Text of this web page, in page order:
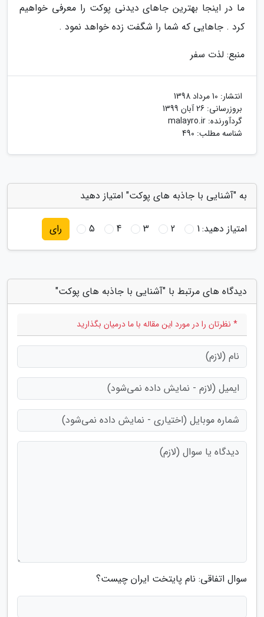
ما در اینجا بهترین جاهای دیدنی پوکت را معرفی خواهیم
کرد . جاهایی که شما را شگفت زده خواهد نمود .
منبع: لذت سفر
انتشار: 10 مرداد 1398
بروزرسانی: 26 آبان 1399
گردآورنده: malayro.ir
شناسه مطلب: 490
به "آشنایی با جاذبه های پوکت" امتیاز دهید
امتیاز دهید:1
2
3
4
5 رای
دیدگاه های مرتبط با "آشنایی با جاذبه های پوکت"
* نظرتان را در مورد این مقاله با ما درمیان بگذارید
سوال اتفاقی: نام پایتخت ایران چیست؟